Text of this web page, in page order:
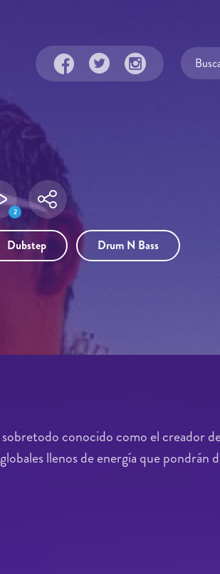
2
Dubstep Drum N Bass
conocido como el creador
llenos de energía que pondrán